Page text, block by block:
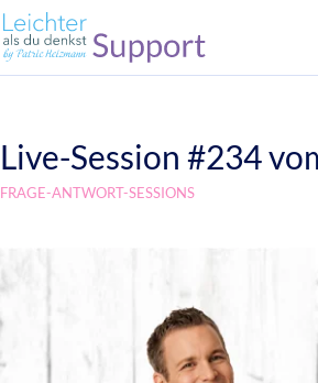
Live-Session #234
FRAGE-ANTWORT-SESSIONS